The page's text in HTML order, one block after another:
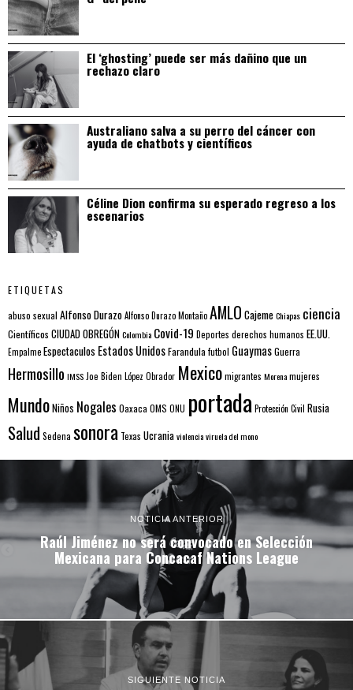
El ‘ghosting’ puede ser más dañino que un
rechazo claro
Australiano salva a su perro del cáncer con
ayuda de chatbots y científicos
Céline Dion confirma su esperado regreso a los
escenarios
ETIQUETAS
abuso sexual Alfonso DurazoAlfonso Durazo MontañoAMLO CajemeChiapas ciencia
Científicos CIUDAD OBREGÓNColombia Covid-19 Deportes derechos humanos EE.UU.
EmpalmeEspectaculos Estados UnidosFarandulafutbol GuaymasGuerra
Hermosillo IMSS Joe Biden López Obrador Mexicomigrantes Morenamujeres
MundoNiños Nogales Oaxaca OMS ONU portada Protección Civil Rusia
Salud Sedena sonora Texas Ucraniaviolenciaviruela del mono
NOTICIA ANTERIOR
Raúl Jiménez no será convocado en Selección
Mexicana para Concacaf Nations League
SIGUIENTE NOTICIA